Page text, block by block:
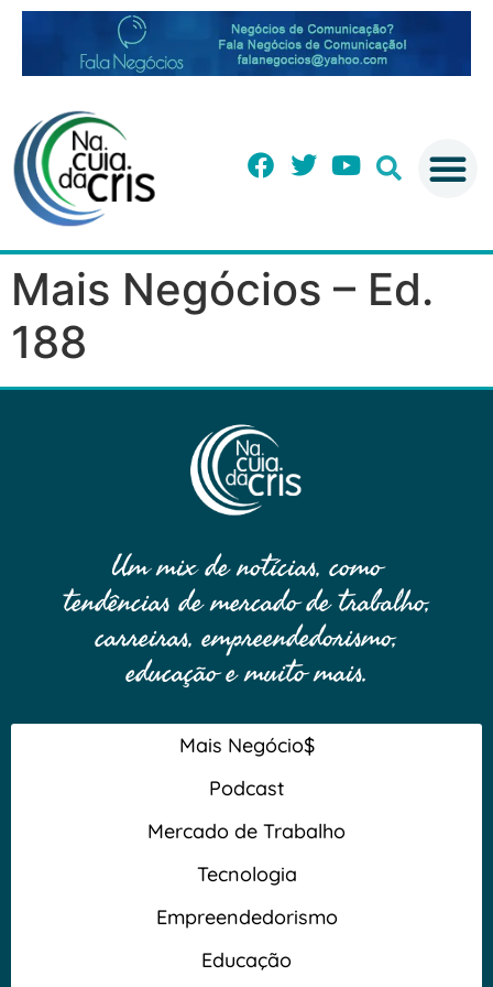
Mais Negócios – Ed.
188
Um mix de notícias, como
tendências de mercado de trabalho,
carreiras, empreendedorismo,
educação e muito mais.
Mais Negócio$
Podcast
Mercado de Trabalho
Tecnologia
Empreendedorismo
Educação